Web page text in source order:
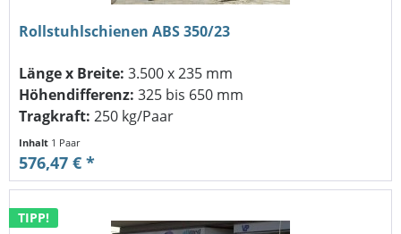
Rollstuhlschienen ABS 350/23
Länge x Breite: 3.500 x 235 mm
Höhendifferenz: 325 bis 650 mm
Tragkraft: 250 kg/Paar
Inhalt 1 Paar
576,47 € *
TIPP!